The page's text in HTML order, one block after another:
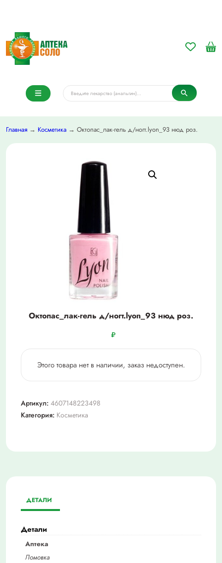
Главная → Косметика → Октопас_лак-гель д/ногт.lyon_93 нюд роз.
Октопас_лак-гель д/ногт.lyon_93 нюд роз.
₽
Этого товара нет в наличии, заказ недоступен.
Артикул: 4607148223498
Категория: Косметика
ДЕТАЛИ
Детали
Аптека
Ломовка